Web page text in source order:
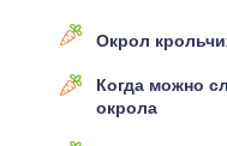
Окрол
Когда можно
окрола